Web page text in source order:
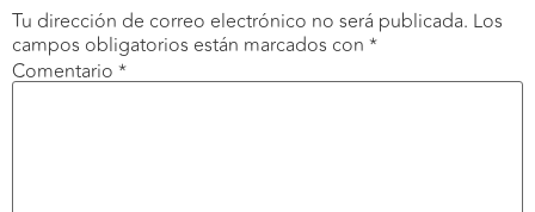
Tu dirección de correo electrónico no será publicada. Los
campos obligatorios están marcados con *
Comentario *